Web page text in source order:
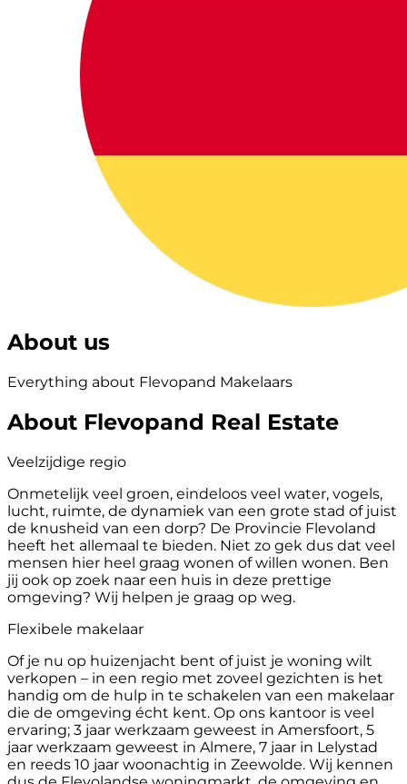
About us
Everything about Flevopand Makelaars
About Flevopand Real Estate
Veelzijdige regio
Onmetelijk veel groen, eindeloos veel water, vogels,
lucht, ruimte, de dynamiek van een grote stad of juist
de knusheid van een dorp? De Provincie Flevoland
heeft het allemaal te bieden. Niet zo gek dus dat veel
mensen hier heel graag wonen of willen wonen. Ben
jij ook op zoek naar een huis in deze prettige
omgeving? Wij helpen je graag op weg.
Flexibele makelaar
Of je nu op huizenjacht bent of juist je woning wilt
verkopen – in een regio met zoveel gezichten is het
handig om de hulp in te schakelen van een makelaar
die de omgeving écht kent. Op ons kantoor is veel
ervaring; 3 jaar werkzaam geweest in Amersfoort, 5
jaar werkzaam geweest in Almere, 7 jaar in Lelystad
en reeds 10 jaar woonachtig in Zeewolde. Wij kennen